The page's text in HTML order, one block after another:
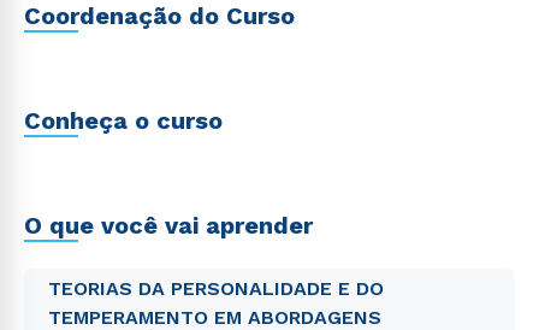
Coordenação do Curso
Conheça o curso
O que você vai aprender
TEORIAS DA PERSONALIDADE E DO
TEMPERAMENTO EM ABORDAGENS